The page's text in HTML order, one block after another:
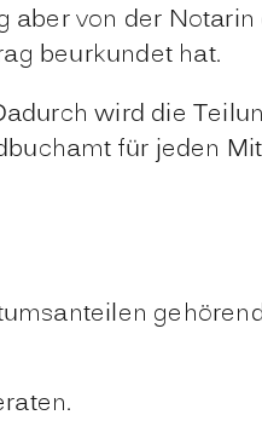
aber von der
beurkundet hat.
wird die
für jeden